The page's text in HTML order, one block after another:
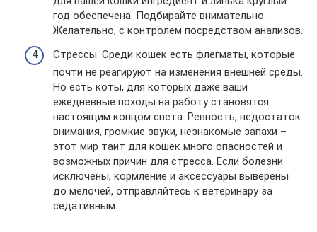
год обеспечена. Подбирайте внимательно.
Желательно, с контролем посредством анализов.
Стрессы. Среди кошек есть флегматы, которые
почти не реагируют на изменения внешней среды.
Но есть коты, для которых даже ваши
ежедневные походы на работу становятся
настоящим концом света. Ревность, недостаток
внимания, громкие звуки, незнакомые запахи –
этот мир таит для кошек много опасностей и
возможных причин для стресса. Если болезни
исключены, кормление и аксессуары выверены
до мелочей, отправляйтесь к ветеринару за
седативным.